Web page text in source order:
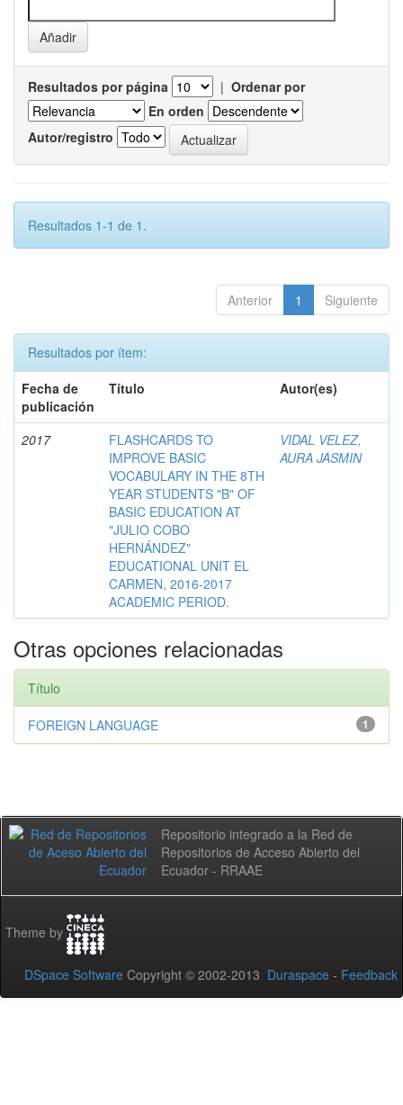
Resultados por página | Ordenar por
En orden
Autor/registro
Resultados 1-1 de 1.
Anterior 1 Siguiente
Resultados por ítem:
Fecha de
publicación
Título Autor(es)
2017
FLASHCARDS TO
IMPROVE BASIC
VOCABULARY IN THE 8TH
YEAR STUDENTS "B" OF
BASIC EDUCATION AT
"JULIO COBO
HERNÁNDEZ"
EDUCATIONAL UNIT EL
CARMEN, 2016-2017
ACADEMIC PERIOD.
VIDAL VELEZ,
AURA JASMIN
Otras opciones relacionadas
Título
1
FOREIGN LANGUAGE
Repositorio integrado a la Red de
Repositorios de Acceso Abierto del
Ecuador - RRAAE
Theme by
DSpace Software Copyright © 2002-2013 Duraspace - Feedback